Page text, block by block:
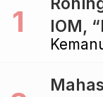
IOM,